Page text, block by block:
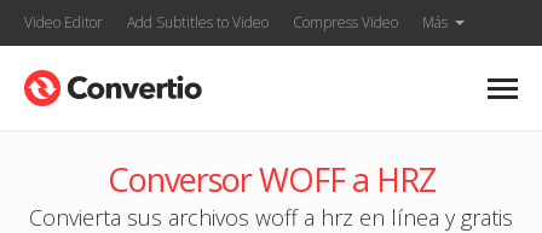
Video Editor Add Subtitles to Video Compress Video Más
Conversor WOFF a HRZ
Convierta sus archivos woff a hrz en línea y gratis